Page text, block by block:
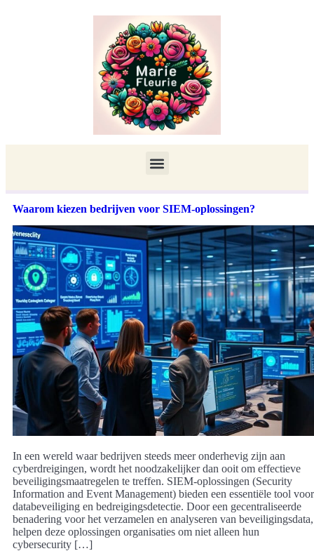
Waarom kiezen bedrijven voor SIEM-oplossingen?
In een wereld waar bedrijven steeds meer onderhevig zijn aan
cyberdreigingen, wordt het noodzakelijker dan ooit om effectieve
beveiligingsmaatregelen te treffen. SIEM-oplossingen (Security
Information and Event Management) bieden een essentiële tool voor
databeveiliging en bedreigingsdetectie. Door een gecentraliseerde
benadering voor het verzamelen en analyseren van beveiligingsdata,
helpen deze oplossingen organisaties om niet alleen hun
cybersecurity […]